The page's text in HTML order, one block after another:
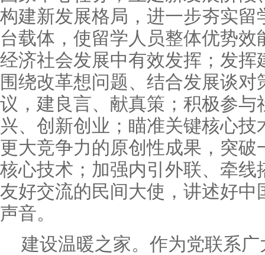
构建新发展格局，进一步夯实留
台载体，使留学人员整体优势效
经济社会发展中有效发挥；发挥
围绕改革想问题、结合发展谈对
议，建良言、献真策；积极参与
兴、创新创业；瞄准关键核心技
更大竞争力的原创性成果，突破
核心技术；加强内引外联、牵线
友好交流的民间大使，讲述好中
声音。
建设温暖之家。作为党联系